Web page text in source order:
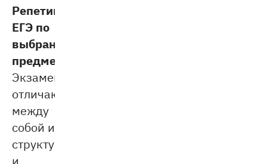
Репетиция
ЕГЭ по
выбранным
предметам.
Экзамены
отличаются
между
собой и
структурой,
и